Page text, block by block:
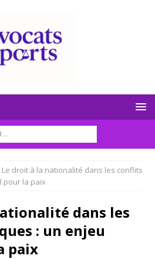
Le droit à la nationalité dans les conflits
pour la paix
dans les
: un enjeu
paix